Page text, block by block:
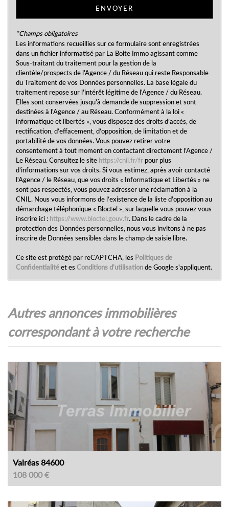
Familles sans enfant
50,23 %
Familles avec 1 ou 2 enfants
Maisons
Appartements
Familles avec 3 enfants
8,27 %
ENVOYER
*Champs obligatoires
Les informations recueillies sur ce formulaire sont enregistrées
dans un fichier informatisé par La Boite Immo agissant comme
Sous-traitant du traitement pour la gestion de la
clientèle/prospects de l'Agence / du Réseau qui reste Responsable
du Traitement de vos Données personnelles. La base légale du
traitement repose sur l'intérêt légitime de l'Agence / du Réseau.
Elles sont conservées jusqu'à demande de suppression et sont
destinées à l'Agence / au Réseau. Conformément à la loi «
informatique et libertés », vous disposez des droits d’accès, de
rectification, d’effacement, d’opposition, de limitation et de
portabilité de vos données. Vous pouvez retirer votre
consentement à tout moment en contactant directement l’Agence /
Le Réseau. Consultez le site https://cnil.fr/frpour plus
d’informations sur vos droits. Si vous estimez, après avoir contacté
l'Agence / le Réseau, que vos droits « Informatique et Libertés » ne
sont pas respectés, vous pouvez adresser une réclamation à la
CNIL. Nous vous informons de l’existence de la liste d'opposition au
démarchage téléphonique « Bloctel », sur laquelle vous pouvez vous
inscrire ici : https://www.bloctel.gouv.fr. Dans le cadre de la
protection des Données personnelles, nous vous invitons à ne pas
inscrire de Données sensibles dans le champ de saisie libre.
Ce site est protégé par reCAPTCHA, les Politiques de
Confidentialitéet es Conditions d'utilisationde Google s'appliquent.
autres annonces immobilières
correspondant à votre recherche
Valréas 84600
108 000 €